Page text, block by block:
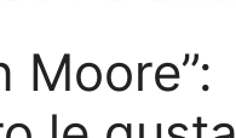
Moore”: